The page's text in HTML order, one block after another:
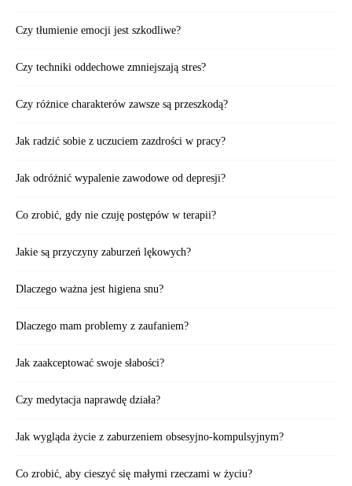
Czy tłumienie emocji jest szkodliwe?
Czy techniki oddechowe zmniejszają stres?
Czy różnice charakterów zawsze są przeszkodą?
Jak radzić sobie z uczuciem zazdrości w pracy?
Jak odróżnić wypalenie zawodowe od depresji?
Co zrobić, gdy nie czuję postępów w terapii?
Jakie są przyczyny zaburzeń lękowych?
Dlaczego ważna jest higiena snu?
Dlaczego mam problemy z zaufaniem?
Jak zaakceptować swoje słabości?
Czy medytacja naprawdę działa?
Jak wygląda życie z zaburzeniem obsesyjno-kompulsyjnym?
Co zrobić, aby cieszyć się małymi rzeczami w życiu?